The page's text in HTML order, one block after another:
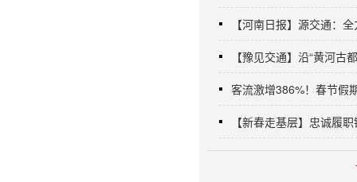
【河南日报】源交通：
【豫见交通】沿“黄河
客流激增386%！春节假
【新春走基层】忠诚履